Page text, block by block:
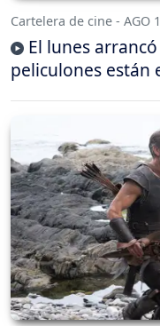
Cartelera de cine - AGO
El lunes
peliculones están